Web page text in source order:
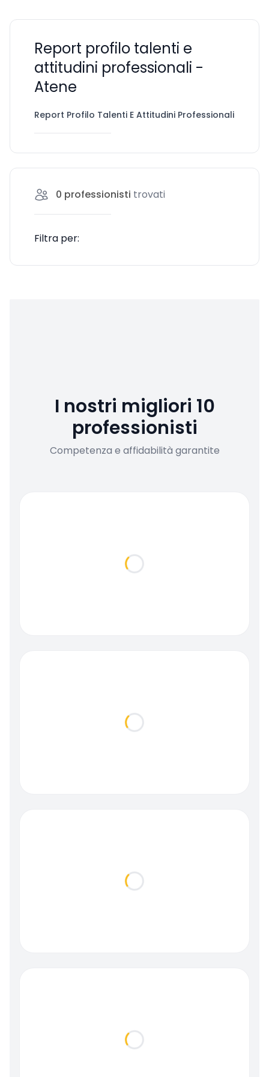
Report profilo talenti e
attitudini professionali -
Atene
Report Profilo Talenti E Attitudini Professionali
0 professionisti trovati
Filtra per:
I nostri migliori 10
professionisti
Competenza e affidabilità garantite
Loading...
Loading...
Loading...
Loading...